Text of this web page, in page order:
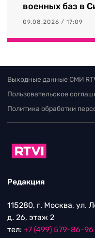
военных баз в
09.08.2026 / 17:09
Выходные данные СМИ
Пользовательское
Политика обработки
Редакция
115280, г. Москва, ул.
д. 26, этаж 2
тел: +7 (499) 579-86-96